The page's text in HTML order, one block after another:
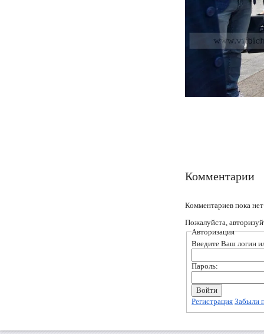
Комментарии
Комментариев пока нет
Пожалуйста,
Авторизация
Введите Ваш логин
Пароль:
Регистрация Забыли